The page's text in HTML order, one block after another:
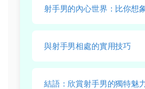
射手男的內心世界：比你想
與射手男相處的實用技巧
結語：欣賞射手男的獨特魅